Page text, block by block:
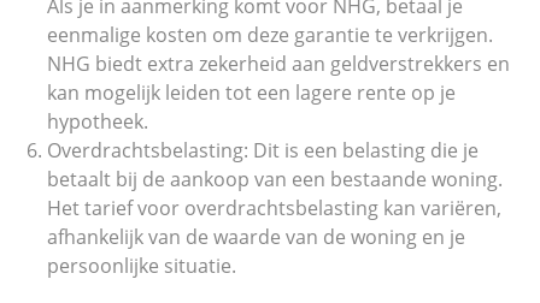
Als je in aanmerking komt voor NHG, betaal je
eenmalige kosten om deze garantie te verkrijgen.
NHG biedt extra zekerheid aan geldverstrekkers en
kan mogelijk leiden tot een lagere rente op je
hypotheek.
Overdrachtsbelasting: Dit is een belasting die je
betaalt bij de aankoop van een bestaande woning.
Het tarief voor overdrachtsbelasting kan variëren,
afhankelijk van de waarde van de woning en je
persoonlijke situatie.